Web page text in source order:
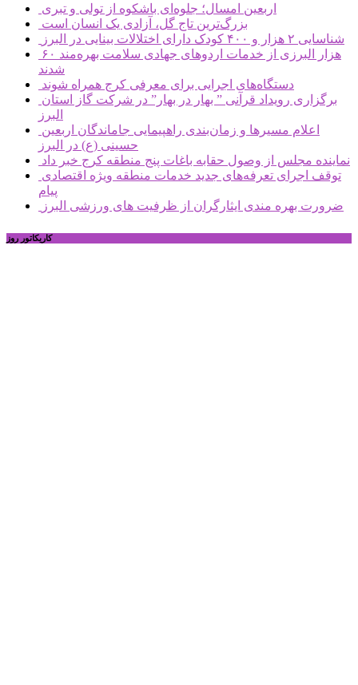
اربعین امسال؛ جلوه‌ای باشکوه از تولی و تبری
بزرگ‌ترین تاج گل، آزادی یک انسان است
شناسایی ۲ هزار و ۴۰۰ کودک دارای اختلالات بینایی در البرز
۶۰ هزار البرزی از خدمات اردوهای جهادی سلامت بهره‌مند
شدند
دستگاه‌های اجرایی برای معرفی کرج همراه شوند
البرز
حسینی (ع) در البرز
نماینده مجلس از وصول حقابه باغات پنج منطقه کرج خبر داد
پیام
ضرورت بهره مندی ایثارگران از ظرفیت های ورزشی البرز
کاریکاتور روز